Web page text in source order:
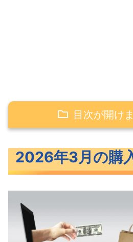
目次が開け
2026年3月の積立投
2026年3月に購入し
2026年3月に売却し
2026年3月の購